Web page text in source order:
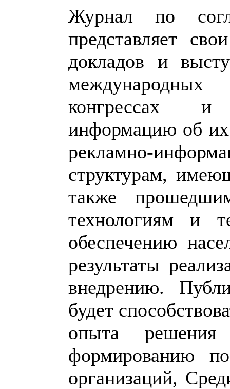
Журнал по
представляет
докладов и
конгрессах и
информацию об их
рекламно-
структурам,
также
технологиям и
обеспечению
результаты
внедрению.
будет
опыта
формированию
организаций,